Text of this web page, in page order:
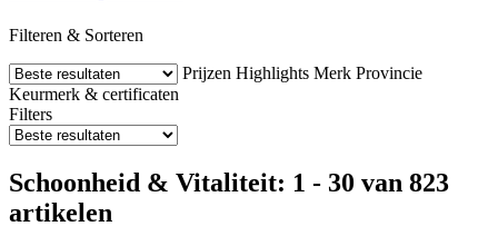
Filteren & Sorteren
Prijzen Highlights Merk Provincie
Keurmerk & certificaten
Filters
Schoonheid & Vitaliteit: 1 - 30 van 823
artikelen